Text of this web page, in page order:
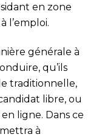
en zone
l’emploi.
générale à
qu’ils
traditionnelle,
libre, ou
ligne. Dans ce
à